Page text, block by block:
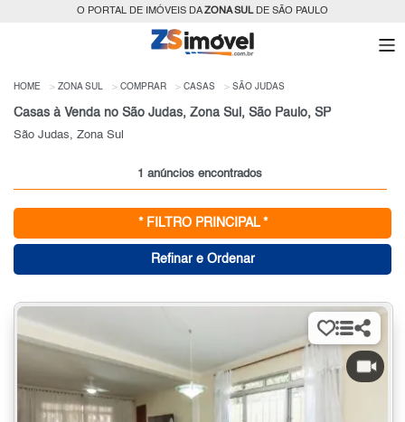
O PORTAL DE IMÓVEIS DAZONA SULDE SÃO PAULO
HOME ZONA SUL COMPRAR CASAS SÃO JUDAS
Casas à Venda no São Judas, Zona Sul, São Paulo, SP
São Judas, Zona Sul
1 anúncios encontrados
* FILTRO PRINCIPAL *
Refinar e Ordenar